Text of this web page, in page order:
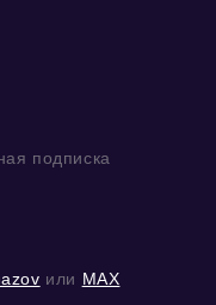
подписка
или MAX